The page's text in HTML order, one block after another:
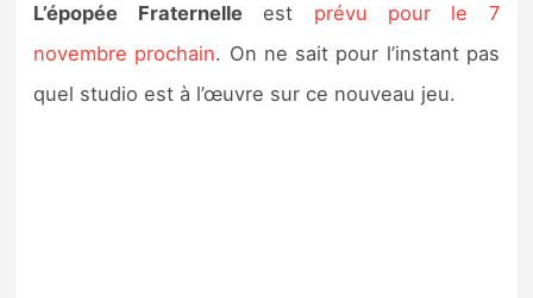
L’épopée Fraternelleest prévu pour le 7
novembre prochain. On ne sait pour l’instant pas
quel studio est à l’œuvre sur ce nouveau jeu.